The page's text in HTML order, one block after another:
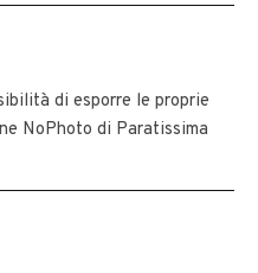
di esporre le proprie
NoPhoto di Paratissima